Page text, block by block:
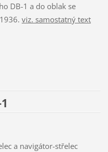
DB-1 a do oblak se
viz. samostatný text
a navigátor-střelec